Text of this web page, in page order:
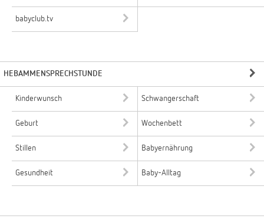
babyclub.tv
HEBAMMENSPRECHSTUNDE
Kinderwunsch Schwangerschaft
Geburt Wochenbett
Stillen Babyernährung
Gesundheit Baby-Alltag